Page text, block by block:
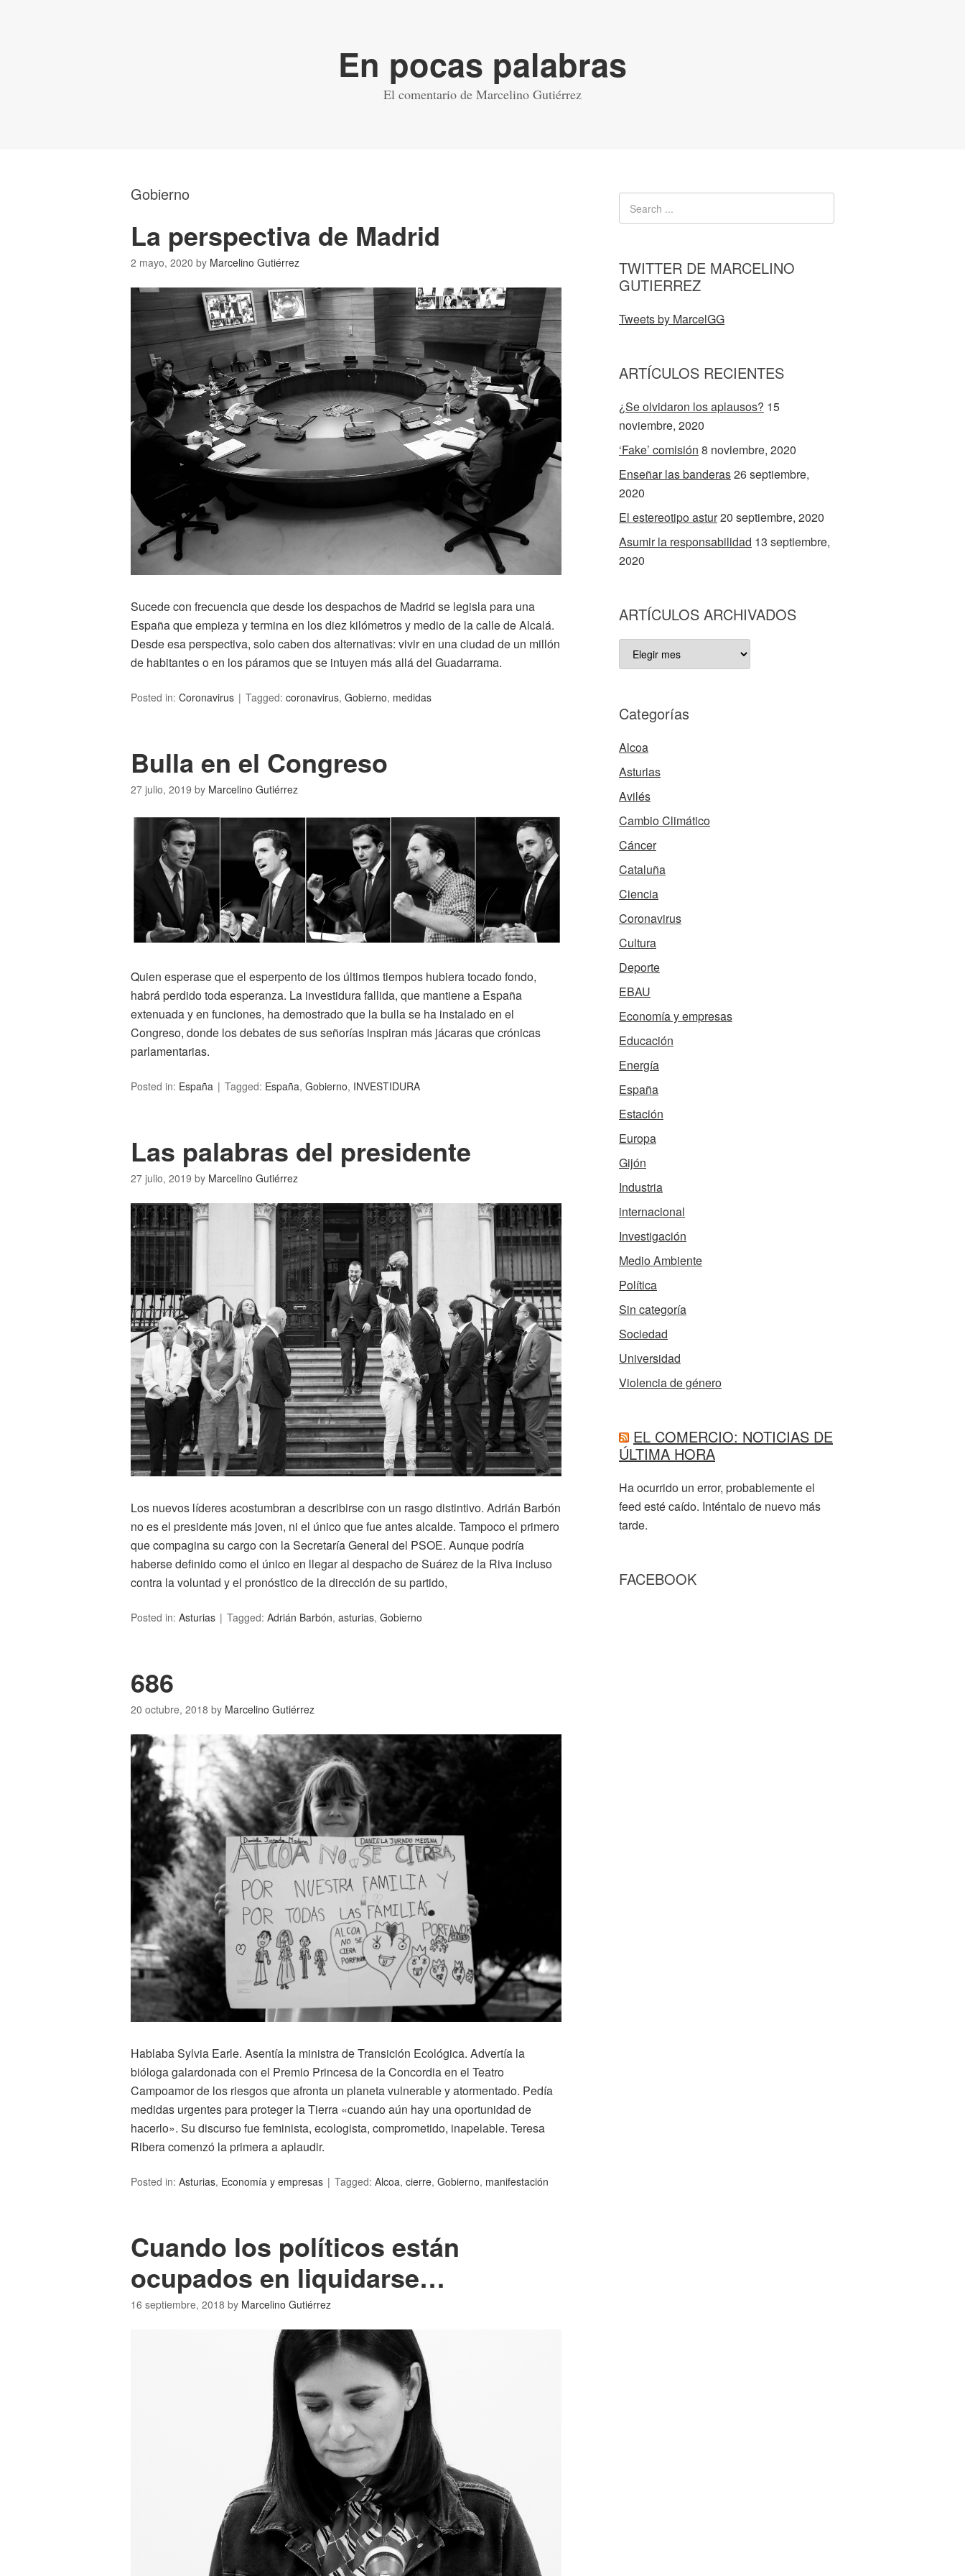
En pocas palabras
El comentario de Marcelino Gutiérrez
Gobierno
La perspectiva de Madrid
2 mayo, 2020 by Marcelino Gutiérrez
Sucede con frecuencia que desde los despachos de Madrid se legisla para una
España que empieza y termina en los diez kilómetros y medio de la calle de Alcalá.
Desde esa perspectiva, solo caben dos alternativas: vivir en una ciudad de un millón
de habitantes o en los páramos que se intuyen más allá del Guadarrama.
Posted in: Coronavirus Tagged: coronavirus, Gobierno, medidas
Bulla en el Congreso
27 julio, 2019 by Marcelino Gutiérrez
Quien esperase que el esperpento de los últimos tiempos hubiera tocado fondo,
habrá perdido toda esperanza. La investidura fallida, que mantiene a España
extenuada y en funciones, ha demostrado que la bulla se ha instalado en el
Congreso, donde los debates de sus señorías inspiran más jácaras que crónicas
parlamentarias.
Posted in: España Tagged: España, Gobierno, INVESTIDURA
Las palabras del presidente
27 julio, 2019 by Marcelino Gutiérrez
Los nuevos líderes acostumbran a describirse con un rasgo distintivo. Adrián Barbón
no es el presidente más joven, ni el único que fue antes alcalde. Tampoco el primero
que compagina su cargo con la Secretaría General del PSOE. Aunque podría
haberse definido como el único en llegar al despacho de Suárez de la Riva incluso
contra la voluntad y el pronóstico de la dirección de su partido,
Posted in: Asturias Tagged: Adrián Barbón, asturias, Gobierno
686
20 octubre, 2018 by Marcelino Gutiérrez
Hablaba Sylvia Earle. Asentía la ministra de Transición Ecológica. Advertía la
bióloga galardonada con el Premio Princesa de la Concordia en el Teatro
Campoamor de los riesgos que afronta un planeta vulnerable y atormentado. Pedía
medidas urgentes para proteger la Tierra «cuando aún hay una oportunidad de
hacerlo». Su discurso fue feminista, ecologista, comprometido, inapelable. Teresa
Ribera comenzó la primera a aplaudir.
Posted in: Asturias, Economía y empresas Tagged: Alcoa, cierre, Gobierno, manifestación
Cuando los políticos están
ocupados en liquidarse…
16 septiembre, 2018 by Marcelino Gutiérrez
TWITTER DE MARCELINO
GUTIERREZ
Tweets by MarcelGG
ARTÍCULOS RECIENTES
¿Se olvidaron los aplausos? 15
noviembre, 2020
‘Fake’ comisión 8 noviembre, 2020
Enseñar las banderas26 septiembre,
2020
El estereotipo astur20 septiembre, 2020
Asumir la responsabilidad 13 septiembre,
2020
ARTÍCULOS ARCHIVADOS
ARTÍCULOS
ARCHIVADOS
Categorías
Alcoa
Asturias
Avilés
Cambio Climático
Cáncer
Cataluña
Ciencia
Coronavirus
Cultura
Deporte
EBAU
Economía y empresas
Educación
Energía
España
Estación
Europa
Gijón
Industria
internacional
Investigación
Medio Ambiente
Política
Sin categoría
Sociedad
Universidad
Violencia de género
EL COMERCIO: NOTICIAS DE
ÚLTIMA HORA
Ha ocurrido un error, probablemente el
feed esté caído. Inténtalo de nuevo más
tarde.
FACEBOOK